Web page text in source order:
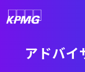
アドバイ